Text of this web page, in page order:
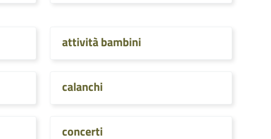
attività bambini
calanchi
concerti